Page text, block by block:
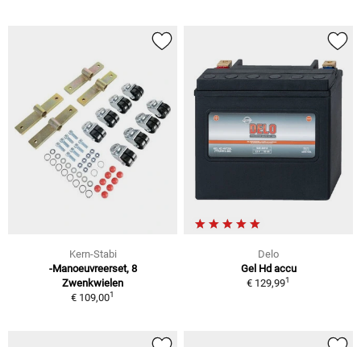
Kern-Stabi
-Manoeuvreerset, 8
Zwenkwielen
€ 109,001
Delo
Gel Hd accu
€ 129,991